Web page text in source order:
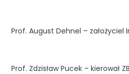
Prof. August Dehnel – założyciel
Prof. Zdzisław Pucek – kierował